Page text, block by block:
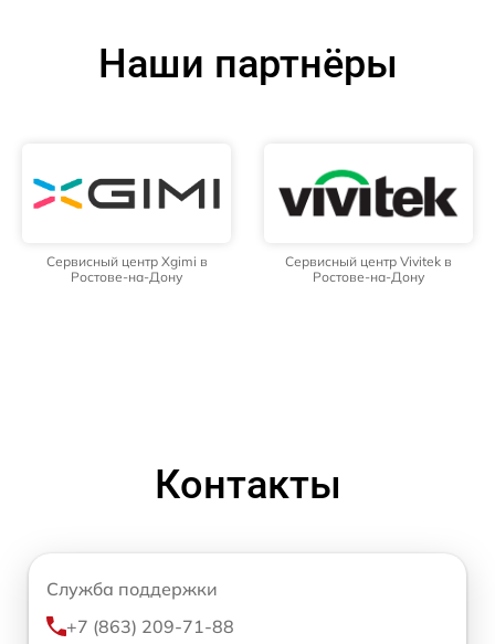
Наши партнёры
Сервисный центр Xgimi в
Ростове-на-Дону
Сервисный центр Vivitek в
Ростове-на-Дону
Контакты
Служба поддержки
+7 (863) 209-71-88